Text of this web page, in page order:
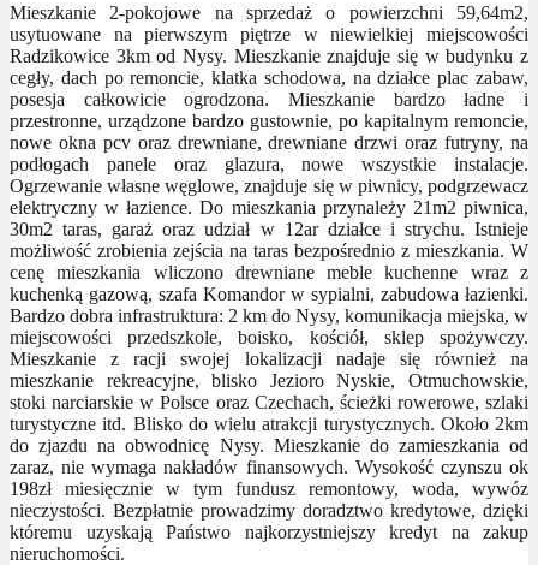
Mieszkanie 2-pokojowe na sprzedaż o powierzchni 59,64m2,
usytuowane na pierwszym piętrze w niewielkiej miejscowości
Radzikowice 3km od Nysy. Mieszkanie znajduje się w budynku z
cegły, dach po remoncie, klatka schodowa, na działce plac zabaw,
posesja całkowicie ogrodzona. Mieszkanie bardzo ładne i
przestronne, urządzone bardzo gustownie, po kapitalnym remoncie,
nowe okna pcv oraz drewniane, drewniane drzwi oraz futryny, na
podłogach panele oraz glazura, nowe wszystkie instalacje.
Ogrzewanie własne węglowe, znajduje się w piwnicy, podgrzewacz
elektryczny w łazience. Do mieszkania przynależy 21m2 piwnica,
30m2 taras, garaż oraz udział w 12ar działce i strychu. Istnieje
możliwość zrobienia zejścia na taras bezpośrednio z mieszkania. W
cenę mieszkania wliczono drewniane meble kuchenne wraz z
kuchenką gazową, szafa Komandor w sypialni, zabudowa łazienki.
Bardzo dobra infrastruktura: 2 km do Nysy, komunikacja miejska, w
miejscowości przedszkole, boisko, kościół, sklep spożywczy.
Mieszkanie z racji swojej lokalizacji nadaje się również na
mieszkanie rekreacyjne, blisko Jezioro Nyskie, Otmuchowskie,
stoki narciarskie w Polsce oraz Czechach, ścieżki rowerowe, szlaki
turystyczne itd. Blisko do wielu atrakcji turystycznych. Około 2km
do zjazdu na obwodnicę Nysy. Mieszkanie do zamieszkania od
zaraz, nie wymaga nakładów finansowych. Wysokość czynszu ok
198zł miesięcznie w tym fundusz remontowy, woda, wywóz
nieczystości. Bezpłatnie prowadzimy doradztwo kredytowe, dzięki
któremu uzyskają Państwo najkorzystniejszy kredyt na zakup
nieruchomości.